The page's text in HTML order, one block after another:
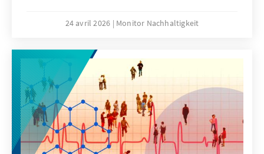
weit über rein humanitäre Effekte hinaus. Sie
Stabilität, Innovationskraft und zur Stärkung
internationaler Partnerschaften bei. Die
Analyse belegt, dass Deutschlands
Engagement nicht nur globale
Gesundheitssysteme stärkt, sondern zugleich
messbare wirtschaftliche und strategische
Vorteile für Deutschland selbst erzeugt.
24 avril 2026 Monitor Nachhaltigkeit